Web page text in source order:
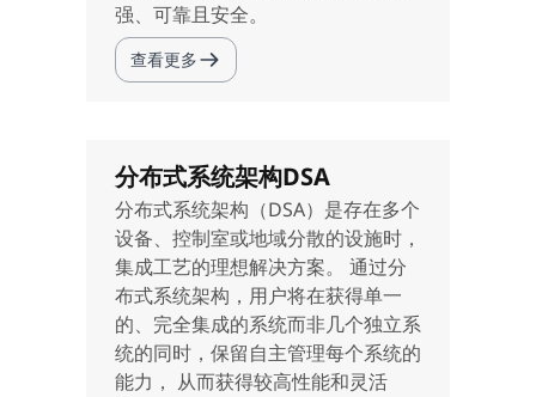
强、可靠且安全。
查看更多
分布式系统架构DSA
分布式系统架构（DSA）是存在多个
设备、控制室或地域分散的设施时，
集成工艺的理想解决方案。 通过分
布式系统架构，用户将在获得单一
的、完全集成的系统而非几个独立系
统的同时，保留自主管理每个系统的
能力， 从而获得较高性能和灵活